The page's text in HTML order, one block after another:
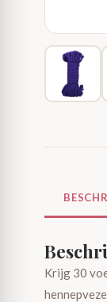
Krijg 30